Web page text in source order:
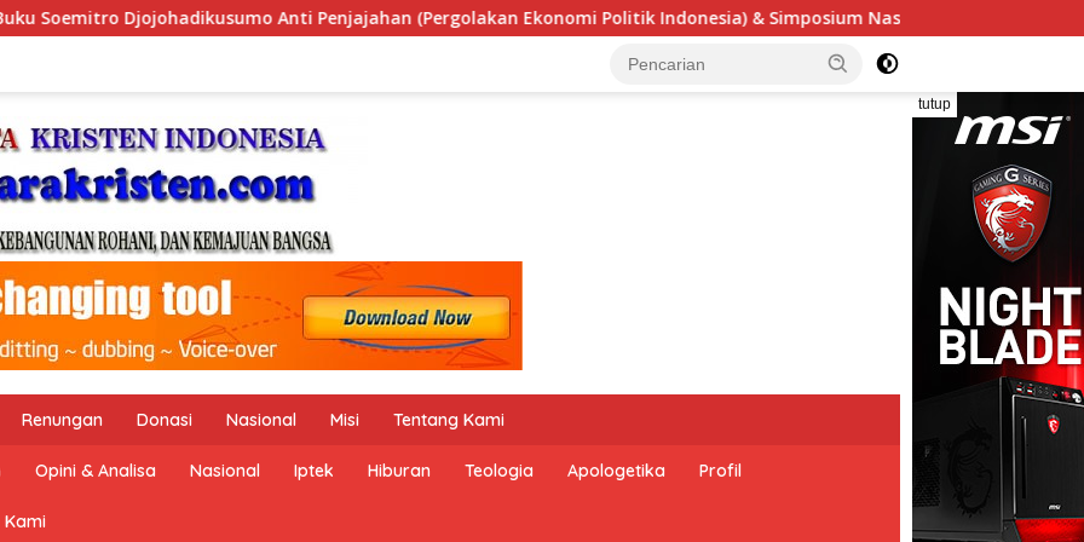
(Pergolakan Ekonomi Politik Indonesia) & Simposium Nasional “Urgensi Undang-Undang Perekonomian Nasional
tutup
Renungan Donasi Nasional Misi Tentang Kami
Opini & Analisa Nasional Iptek Hiburan Teologia Apologetika Profil
Kami